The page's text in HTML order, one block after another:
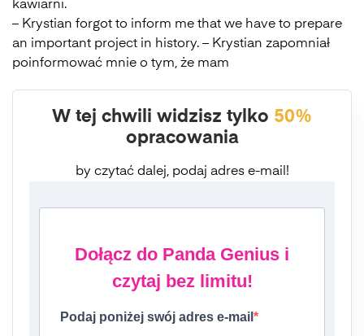
kawiarni.
– Krystian forgot to inform me that we have to prepare
an important project in history. – Krystian zapomniał
poinformować mnie o tym, że mam
W tej chwili widzisz tylko 50%
opracowania
by czytać dalej, podaj adres e-mail!
Dołącz do Panda Genius i
czytaj bez limitu!
Podaj poniżej swój adres e-mail